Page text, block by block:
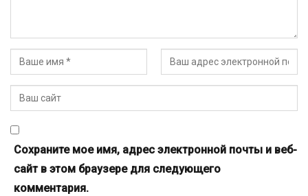
Сохраните мое имя, адрес электронной почты и веб-
сайт в этом браузере для следующего
комментария.